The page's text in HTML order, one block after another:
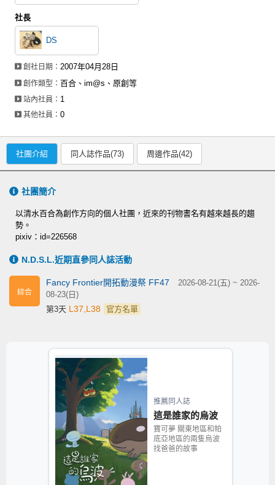
社長
DS
創社日期：2007年04月28日
創作類型： 百合、im@s、原創等
站內社員： 1
其他社員：0
社團介紹 同人誌作品(73) 周邊作品(42)
社團簡介
以清水百合為創作方向的個人社團，近來的刊物書名有越來越長的趨
勢。
pixiv：id=226568
N.D.S.L.近期直參同人誌活動
綜合
Fancy Frontier開拓動漫祭 FF47
2026-08-21(五) ~ 2026-
08-23(日)
第3天 L37,L38 官方名單
推薦同人誌
這是誰家的烏波
寶可夢 關東地區和帕
底亞地區的兩隻烏波
找爸爸的故事